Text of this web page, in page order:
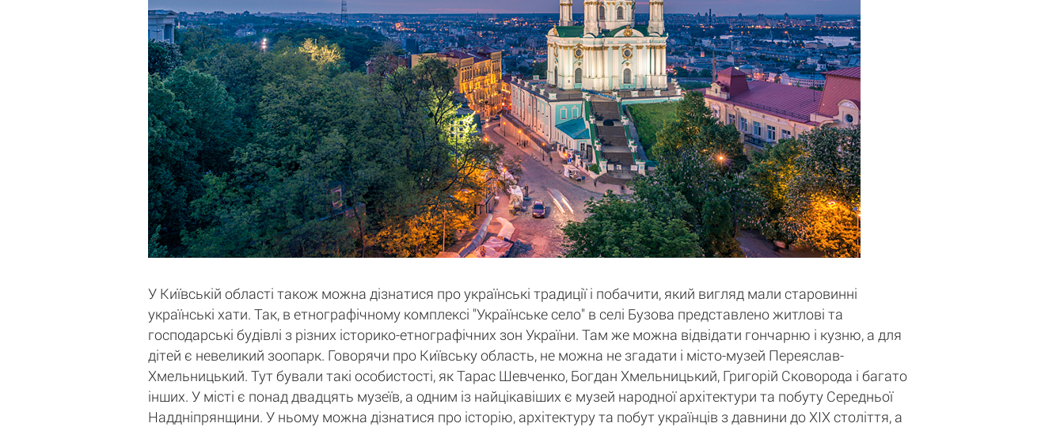
У Київській області також можна дізнатися про українські традиції і побачити, який вигляд мали старовинні
українські хати. Так, в етнографічному комплексі "Українське село" в селі Бузова представлено житлові та
господарські будівлі з різних історико-етнографічних зон України. Там же можна відвідати гончарню і кузню, а для
дітей є невеликий зоопарк. Говорячи про Київську область, не можна не згадати і місто-музей Переяслав-
Хмельницький. Тут бували такі особистості, як Тарас Шевченко, Богдан Хмельницький, Григорій Сковорода і багато
інших. У місті є понад двадцять музеїв, а одним із найцікавіших є музей народної архітектури та побуту Середньої
Наддніпрянщини. У ньому можна дізнатися про історію, архітектуру та побут українців з давнини до XIX століття, а